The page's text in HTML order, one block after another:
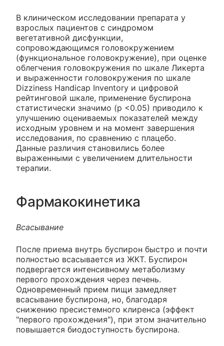
В клиническом исследовании препарата у
взрослых пациентов с синдромом
вегетативной дисфункции,
сопровождающимся головокружением
(функциональное головокружение), при оценке
облегчения головокружения по шкале Ликерта
и выраженности головокружения по шкале
Dizziness Handicap Inventory и цифровой
рейтинговой шкале, применение буспирона
статистически значимо (р <0.05) приводило к
улучшению оцениваемых показателей между
исходным уровнем и на момент завершения
исследования, по сравнению с плацебо.
Данные различия становились более
выраженными с увеличением длительности
терапии.
Фармакокинетика
Всасывание
После приема внутрь буспирон быстро и почти
полностью всасывается из ЖКТ. Буспирон
подвергается интенсивному метаболизму
первого прохождения через печень.
Одновременный прием пищи замедляет
всасывание буспирона, но, благодаря
снижению пресистемного клиренса (эффект
"первого прохождения"), при этом значительно
повышается биодоступность буспирона.